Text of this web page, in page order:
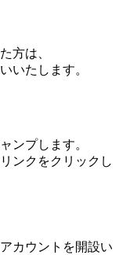
方は、
いたします。
ンプします。
ンクをクリックし
カウントを開設い